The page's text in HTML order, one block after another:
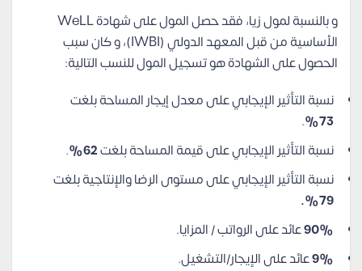
و بالنسبة لمول زيا، فقد حصل المول على شهادة WeLL
الأساسية من قبل المعهد الدولي (IWBI)، و كان سبب
الحصول على الشهادة هو تسجيل المول للنسب التالية:
نسبة التأثير الإيجابي على معدل إيجار المساحة بلغت
73%
.
نسبة التأثير الإيجابي على قيمة المساحة بلغت62%
.
نسبة التأثير الإيجابي على مستوى الرضا والإنتاجية بلغت
79%.
90%عائد على الرواتب / المزايا.
9%عائد على الإيجار/التشغيل.